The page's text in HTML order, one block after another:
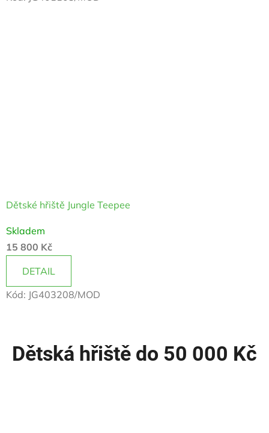
z
Dětské hřiště Jungle Teepee
hodnocení
produktu
3,4
z
Skladem
15 800 Kč
DETAIL
Kód: JG403208/MOD
Dětská hřiště do 50 000 Kč